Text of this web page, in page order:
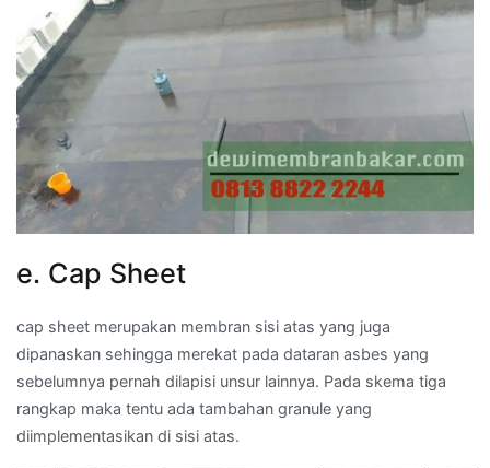
e. Cap Sheet
cap sheet merupakan membran sisi atas yang juga
dipanaskan sehingga merekat pada dataran asbes yang
sebelumnya pernah dilapisi unsur lainnya. Pada skema tiga
rangkap maka tentu ada tambahan granule yang
diimplementasikan di sisi atas.